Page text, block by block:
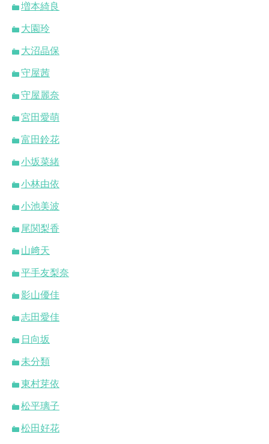
増本綺良
大園玲
大沼晶保
守屋茜
守屋麗奈
宮田愛萌
富田鈴花
小坂菜緒
小林由依
小池美波
尾関梨香
山﨑天
平手友梨奈
影山優佳
志田愛佳
日向坂
未分類
東村芽依
松平璃子
松田好花